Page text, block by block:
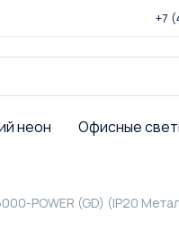
+7
неон Офисные
POWER (GD) (IP20